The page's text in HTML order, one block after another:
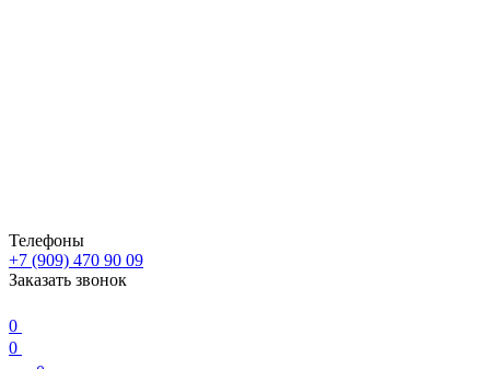
Телефоны
+7 (909) 470 90 09
Заказать звонок
0
0